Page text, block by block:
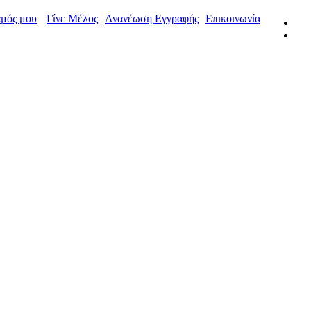
μου Γίνε Μέλος Ανανέωση Εγγραφής Επικοινωνία